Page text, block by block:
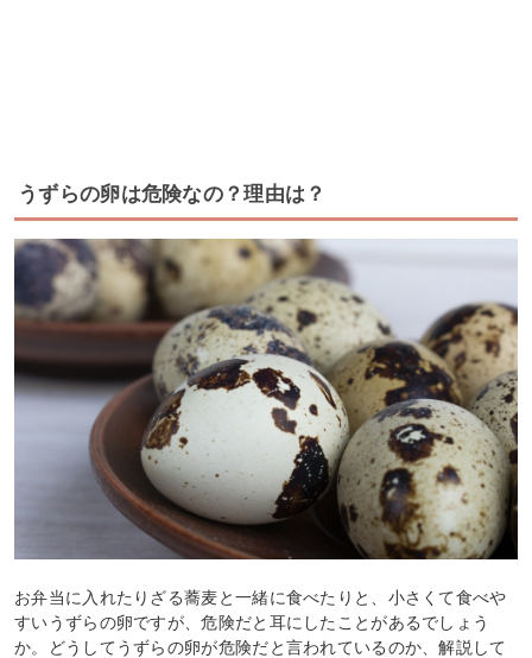
うずらの卵は危険なの？理由は？
お弁当に入れたりざる蕎麦と一緒に食べたりと、小さくて食べや
すいうずらの卵ですが、危険だと耳にしたことがあるでしょう
か。どうしてうずらの卵が危険だと言われているのか、解説して